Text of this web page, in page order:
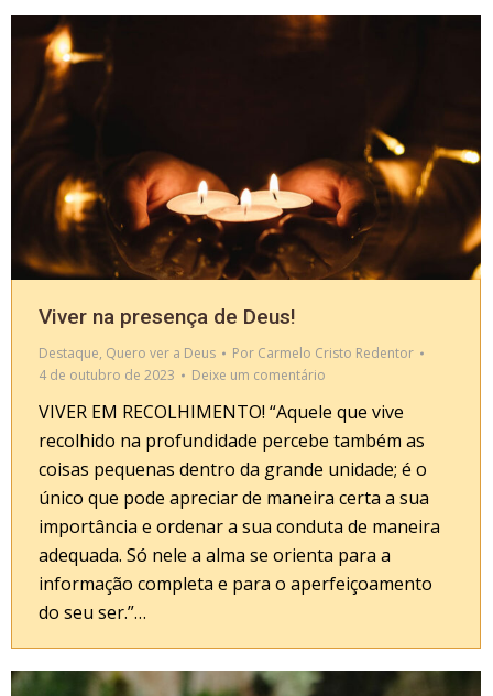
Viver na presença de Deus!
Destaque, Quero ver a Deus Por Carmelo Cristo Redentor
4 de outubro de 2023
Deixe um comentário
VIVER EM RECOLHIMENTO! “Aquele que vive
recolhido na profundidade percebe também as
coisas pequenas dentro da grande unidade; é o
único que pode apreciar de maneira certa a sua
importância e ordenar a sua conduta de maneira
adequada. Só nele a alma se orienta para a
informação completa e para o aperfeiçoamento
do seu ser.”…